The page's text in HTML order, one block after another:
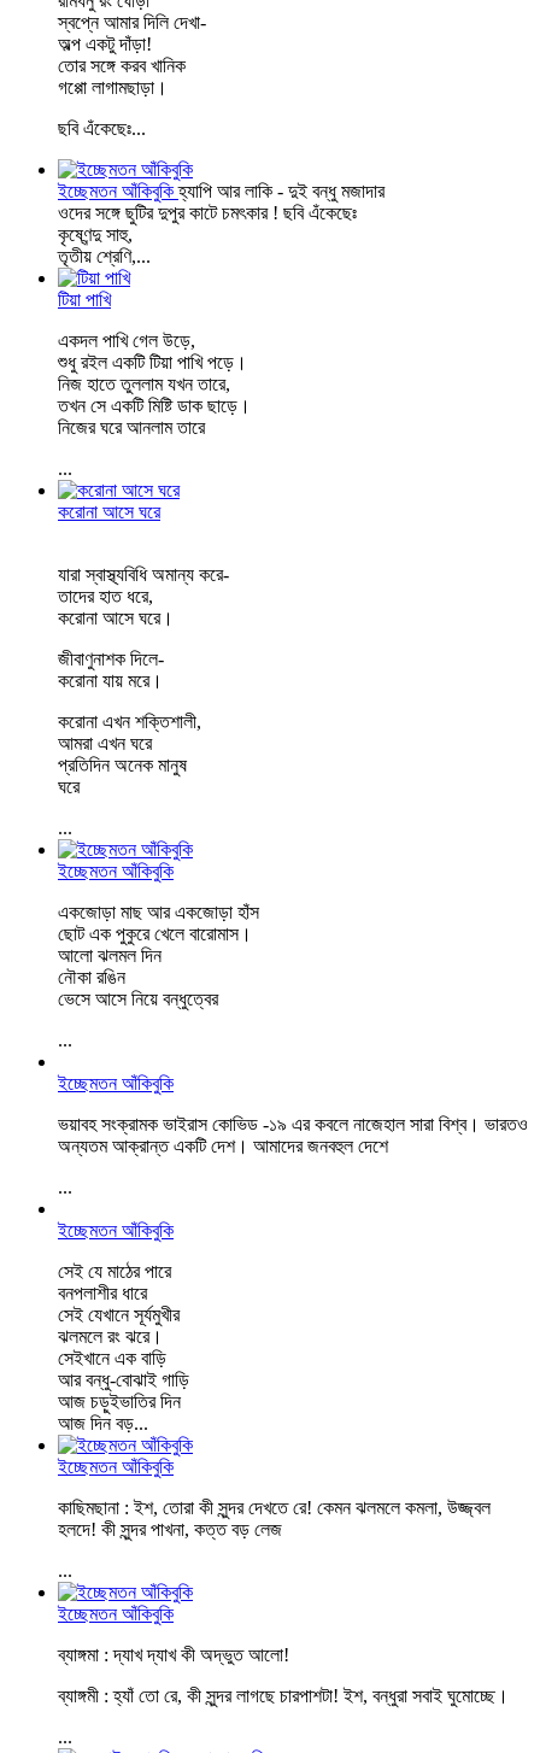
স্বপ্নে আমার দিলি দেখা-
অল্প একটু দাঁড়া!
তোর সঙ্গে করব খানিক
গপ্পো লাগামছাড়া।
ছবি এঁকেছেঃ...
ইচ্ছেমতন আঁকিবুকিহ্যাপি আর লাকি - দুই বন্ধু মজাদার
ওদের সঙ্গে ছুটির দুপুর কাটে চমৎকার ! ছবি এঁকেছেঃ
কৃষ্ণেন্দু সাহু,
তৃতীয় শ্রেণি,...
টিয়া পাখি
একদল পাখি গেল উড়ে,
শুধু রইল একটি টিয়া পাখি পড়ে।
নিজ হাতে তুললাম যখন তারে,
তখন সে একটি মিষ্টি ডাক ছাড়ে।
নিজের ঘরে আনলাম তারে
...
করোনা আসে ঘরে
যারা স্বাস্থ্যবিধি অমান্য করে-
তাদের হাত ধরে,
করোনা আসে ঘরে।
জীবাণুনাশক দিলে-
করোনা যায় মরে।
করোনা এখন শক্তিশালী,
আমরা এখন ঘরে
প্রতিদিন অনেক মানুষ
ঘরে
...
ইচ্ছেমতন আঁকিবুকি
একজোড়া মাছ আর একজোড়া হাঁস
ছোট এক পুকুরে খেলে বারোমাস।
আলো ঝলমল দিন
নৌকা রঙিন
ভেসে আসে নিয়ে বন্ধুত্বের
...
ইচ্ছেমতন আঁকিবুকি
ভয়াবহ সংক্রামক ভাইরাস কোভিড -১৯ এর কবলে নাজেহাল সারা বিশ্ব। ভারতও
অন্যতম আক্রান্ত একটি দেশ। আমাদের জনবহুল দেশে
...
ইচ্ছেমতন আঁকিবুকি
সেই যে মাঠের পারে
বনপলাশীর ধারে
সেই যেখানে সূর্যমুখীর
ঝলমলে রং ঝরে।
সেইখানে এক বাড়ি
আর বন্ধু-বোঝাই গাড়ি
আজ চড়ুইভাতির দিন
আজ দিন বড়...
ইচ্ছেমতন আঁকিবুকি
কাছিমছানা : ইশ, তোরা কী সুন্দর দেখতে রে! কেমন ঝলমলে কমলা, উজ্জ্বল
হলদে! কী সুন্দর পাখনা, কত্ত বড় লেজ
...
ইচ্ছেমতন আঁকিবুকি
ব্যাঙ্গমা : দ্যাখ দ্যাখ কী অদ্ভুত আলো!
ব্যাঙ্গমী : হ্যাঁ তো রে, কী সুন্দর লাগছে চারপাশটা! ইশ, বন্ধুরা সবাই ঘুমোচ্ছে।
...